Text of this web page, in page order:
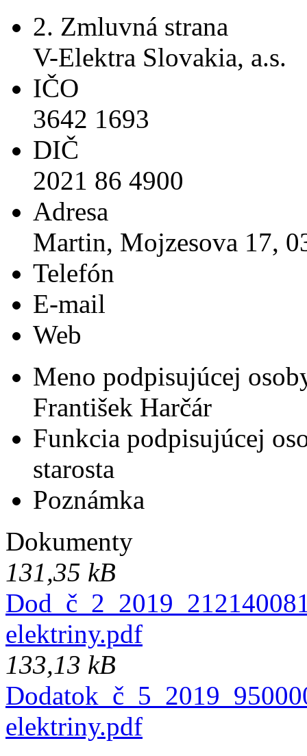
2. Zmluvná strana
V-Elektra Slovakia, a.s.
IČO
3642 1693
DIČ
2021 86 4900
Adresa
Martin, Mojzesova 17,
Telefón
E-mail
Web
Meno podpisujúcej
František Harčár
Funkcia podpisujúcej
starosta
Poznámka
Dokumenty
131,35 kB
elektriny.pdf
133,13 kB
elektriny.pdf